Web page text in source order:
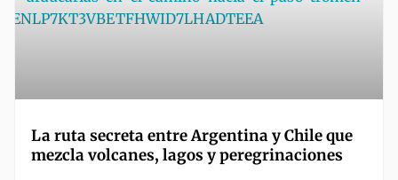
La ruta secreta entre Argentina y Chile que
mezcla volcanes, lagos y peregrinaciones